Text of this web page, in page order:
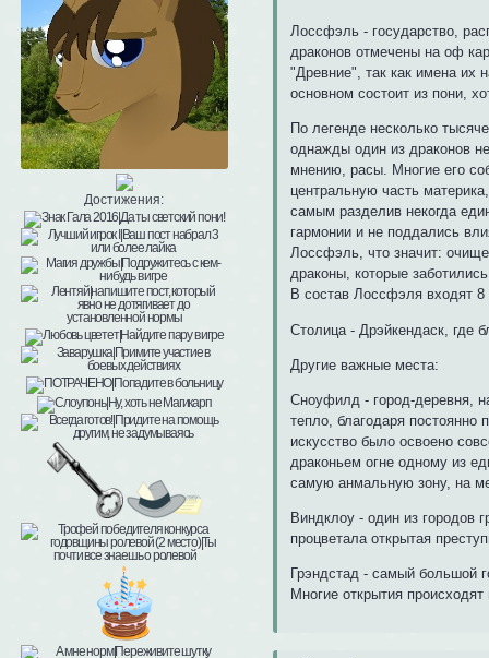
Достижения:
Лоссфэль - государство,
драконов отмечены на оф
"Древние", так как имена их
основном состоит из пони,
По легенде несколько
однажды один из драконов
мнению, расы. Многие его
центральную часть
самым разделив некогда
гармонии и не поддались
Лоссфэль, что значит:
драконы, которые
В состав Лоссфэля входят
Столица - Дрэйкендаск, где
Другие важные места:
Сноуфилд - город-деревня,
тепло, благодаря постоянно
искусство было освоено
драконьем огне одному из
самую анмальную зону, на
Виндклоу - один из городов
процветала открытая
Грэндстад - самый большой
Многие открытия